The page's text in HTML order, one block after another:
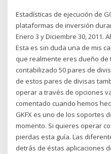
Estadísticas de ejecución de
plataformas de inversión
Enero 3 y Diciembre 30, 2011.
Esta es sin duda una de mis
que realmente eres dueño de
contabilizado 50 pares de
de estos pares de divisas
operar a través de opciones
comentado cuando hemos
GKFX es uno de los soportes
momento. Si quieres operar
pierdas esta guía. Las
detrás de éstas aplicaciones